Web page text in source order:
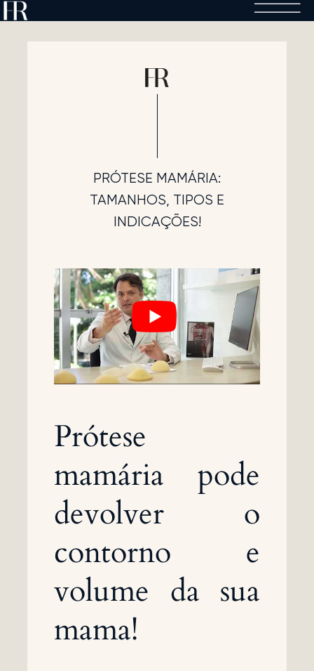
Skip
PRÓTESE MAMÁRIA:
TAMANHOS, TIPOS E
INDICAÇÕES!
Prótese
mamária pode
devolver o
contorno e
volume da sua
mama!